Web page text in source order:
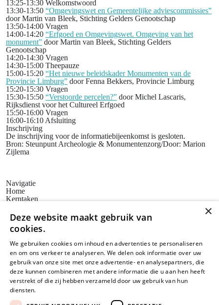
13:25-13:30 Welkomstwoord
13:30-13:50 “Omgevingswet en Gemeentelijke adviescommissies”
door Martin van Bleek, Stichting Gelders Genootschap
13:50-14:00 Vragen
14:00-14:20 “Erfgoed en Omgevingswet. Omgeving van het
monument” door Martin van Bleek, Stichting Gelders
Genootschap
14:20-14:30 Vragen
14:30-15:00 Theepauze
15:00-15:20 “Het nieuwe beleidskader Monumenten van de
Provincie Limburg” door Fenna Bekkers, Provincie Limburg
15:20-15:30 Vragen
15:30-15:50 “Verstoorde percelen?” door Michel Lascaris,
Rijksdienst voor het Cultureel Erfgoed
15:50-16:00 Vragen
16:00-16:10 Afsluiting
Inschrijving
De inschrijving voor de informatiebijeenkomst is gesloten.
Bron: Steunpunt Archeologie & Monumentenzorg/Door: Marion
Zijlema
Navigatie
Home
Kerntaken
Erfgoedbeleid
Steunpunten
Bezoekadres
Weerstand Roermond
Bredeweg 10
6042 GG Roermond
Postadres
SAM Limburg
Postbus 203
6040 AE ROERMOND
steunpunt@sam-limburg.nl
×
Deze website maakt gebruik van
cookies.
We gebruiken cookies om inhoud en advertenties te personaliseren
en om ons verkeer te analyseren. We delen ook informatie over uw
gebruik van onze site met onze advertentie- en analysepartners, die
deze kunnen combineren met andere informatie die u aan hen heeft
verstrekt of die zij hebben verzameld door uw gebruik van hun
diensten.